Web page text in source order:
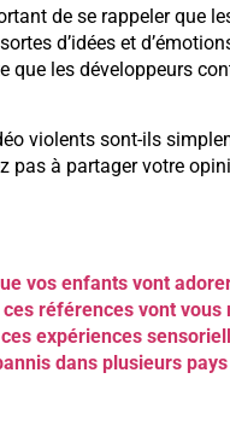
de se rappeler que
d’idées et
les développeurs
violents sont-ils
pas à partager votre
vos enfants vont
références vont vous
expériences
dans plusieurs pays